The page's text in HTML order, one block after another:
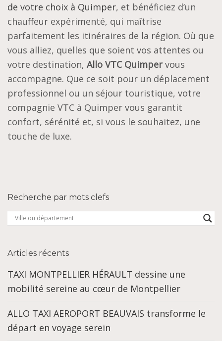
de votre choix à Quimper, et bénéficiez d’un
chauffeur expérimenté, qui maîtrise
parfaitement les itinéraires de la région. Où que
vous alliez, quelles que soient vos attentes ou
votre destination, Allo VTC Quimpervous
accompagne. Que ce soit pour un déplacement
professionnel ou un séjour touristique, votre
compagnie VTC à Quimper vous garantit
confort, sérénité et, si vous le souhaitez, une
touche de luxe.
Recherche par mots clefs
Articles récents
TAXI MONTPELLIER HÉRAULT dessine une
mobilité sereine au cœur de Montpellier
ALLO TAXI AEROPORT BEAUVAIS transforme le
départ en voyage serein